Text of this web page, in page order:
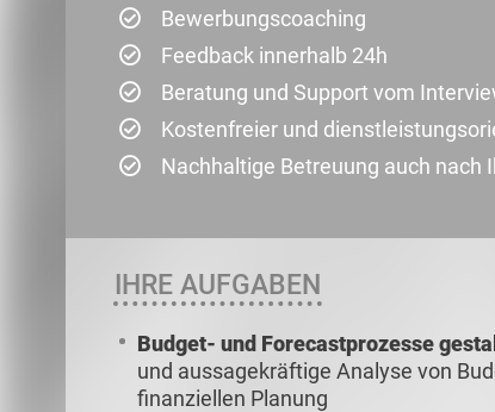
Bewerbungscoaching
Feedback innerhalb 24h
Beratung und Support vom
Kostenfreier und
Nachhaltige Betreuung auch nach
IHRE AUFGABEN
Budget- und Forecastprozesse
und aussagekräftige Analyse von
finanziellen Planung